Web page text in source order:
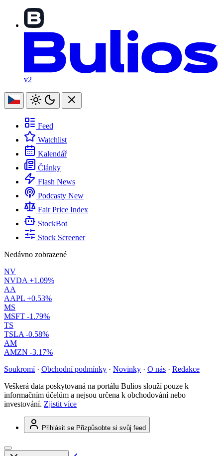
v2
Feed
Watchlist
Kalendář
Články
Flash News
Podcasty New
Fair Price Index
StockBot
Stock Screener
Nedávno zobrazené
NV
NVDA +1.09%
AA
AAPL +0.53%
MS
MSFT -1.79%
TS
TSLA -0.58%
AM
AMZN -3.17%
Soukromí · Obchodní podmínky · Novinky · O nás · Redakce
Veškerá data poskytovaná na portálu Bulios slouží pouze k
informačním účelům a nejsou určena k obchodování nebo
investování. Zjistit více
Přihlásit se Přizpůsobte si svůj feed